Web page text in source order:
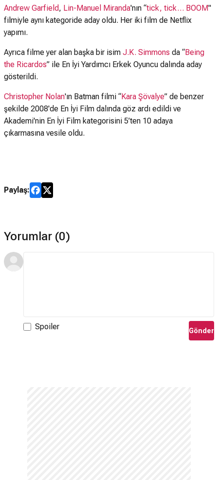
Andrew Garfield, Lin-Manuel Miranda'nın “tick, tick… BOOM"
filmiyle aynı kategoride aday oldu. Her iki film de Netflix
yapımı.
Ayrıca filme yer alan başka bir isim J.K. Simmons da “Being
the Ricardos” ile En İyi Yardımcı Erkek Oyuncu dalında aday
gösterildi.
Christopher Nolan'ın Batman filmi “Kara Şövalye” de benzer
şekilde 2008'de En İyi Film dalında göz ardı edildi ve
Akademi'nin En İyi Film kategorisini 5’ten 10 adaya
çıkarmasına vesile oldu.
Paylaş:
Yorumlar (0)
Spoiler Gönder